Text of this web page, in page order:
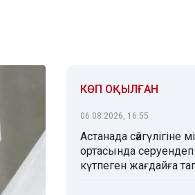
КӨП ОҚЫЛҒАН
06.08.2026, 16:55
Астанада сәйгүлігіне
ортасында
күтпеген жағдайға